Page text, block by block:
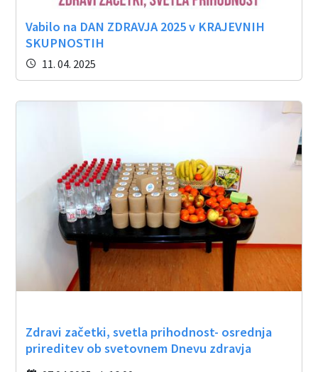
Vabilo na DAN ZDRAVJA 2025 v KRAJEVNIH
SKUPNOSTIH
11. 04. 2025
Zdravi začetki, svetla prihodnost- osrednja
prireditev ob svetovnem Dnevu zdravja